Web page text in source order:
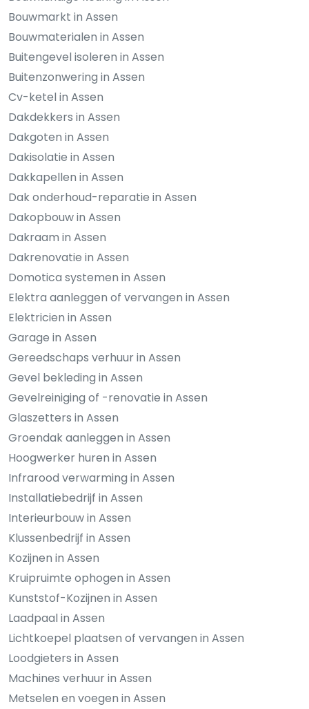
Bouwmarkt in Assen
Bouwmaterialen in Assen
Buitengevel isoleren in Assen
Buitenzonwering in Assen
Cv-ketel in Assen
Dakdekkers in Assen
Dakgoten in Assen
Dakisolatie in Assen
Dakkapellen in Assen
Dak onderhoud-reparatie in Assen
Dakopbouw in Assen
Dakraam in Assen
Dakrenovatie in Assen
Domotica systemen in Assen
Elektra aanleggen of vervangen in Assen
Elektricien in Assen
Garage in Assen
Gereedschaps verhuur in Assen
Gevel bekleding in Assen
Gevelreiniging of -renovatie in Assen
Glaszetters in Assen
Groendak aanleggen in Assen
Hoogwerker huren in Assen
Infrarood verwarming in Assen
Installatiebedrijf in Assen
Interieurbouw in Assen
Klussenbedrijf in Assen
Kozijnen in Assen
Kruipruimte ophogen in Assen
Kunststof-Kozijnen in Assen
Laadpaal in Assen
Lichtkoepel plaatsen of vervangen in Assen
Loodgieters in Assen
Machines verhuur in Assen
Metselen en voegen in Assen